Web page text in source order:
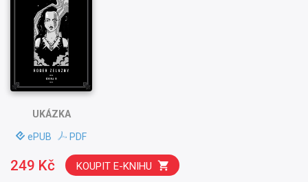
UKÁZKA
ePUB PDF
249 Kč KOUPIT E-KNIHU